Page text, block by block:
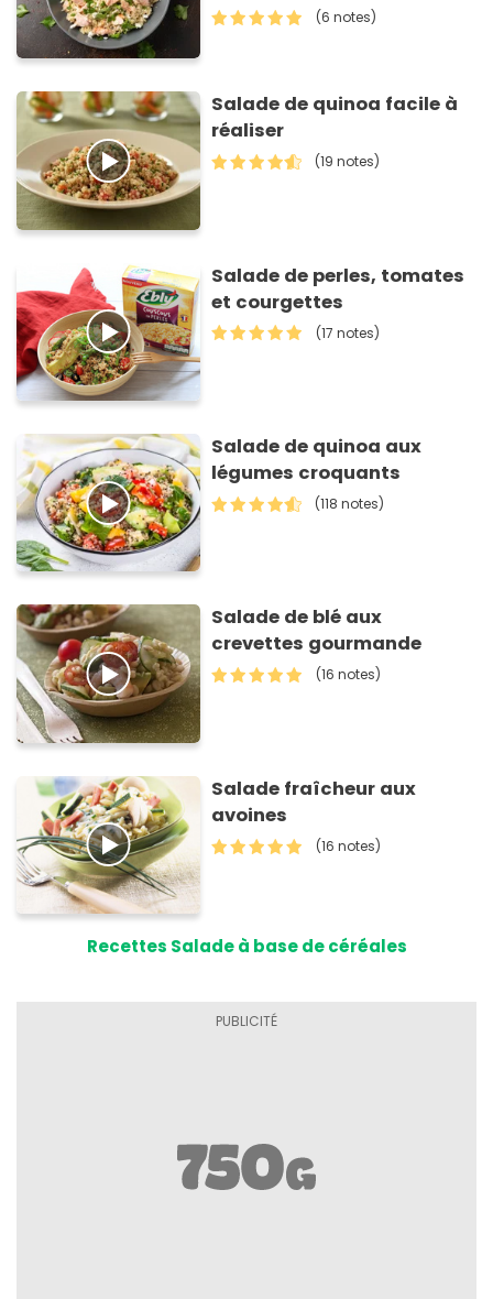
(6 notes)
Salade de quinoa facile à
réaliser
(19 notes)
Salade de perles, tomates
et courgettes
(17 notes)
Salade de quinoa aux
légumes croquants
(118 notes)
Salade de blé aux
crevettes gourmande
(16 notes)
Salade fraîcheur aux
avoines
(16 notes)
Recettes Salade à base de céréales